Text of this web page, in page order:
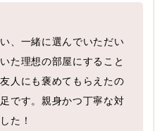
、一緒に選んでいただい
た理想の部屋にすること
人にも褒めてもらえたの
です。親身かつ丁寧な対
た！